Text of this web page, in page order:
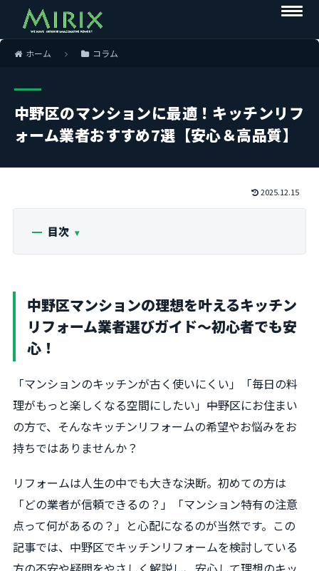
ホーム コラム
中野区のマンションに最適！キッチンリフ
ォーム業者おすすめ7選【安心＆高品質】
2025.12.15
目次
中野区マンションの理想を叶えるキッチン
リフォーム業者選びガイド～初心者でも安
心！
「マンションのキッチンが古く使いにくい」「毎日の料
理がもっと楽しくなる空間にしたい」――中野区にお住まい
の方で、そんなキッチンリフォームの希望やお悩みをお
持ちではありませんか？
リフォームは人生の中でも大きな決断。初めての方は
「どの業者が信頼できるの？」「マンション特有の注意
点って何があるの？」と心配になるのが当然です。この
記事では、中野区でキッチンリフォームを検討している